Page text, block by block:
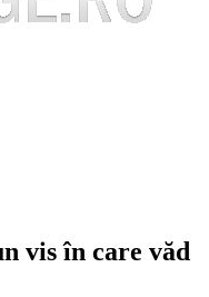
vis în care văd